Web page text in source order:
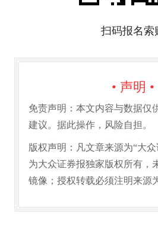
扫码报名索
• 声明 •
免责声明：本文内容与数据仅
建议。据此操作，风险自担。
版权声明：凡文章来源为“大
为大众证券报独家版权所有，
镜像；授权转载必须注明来源